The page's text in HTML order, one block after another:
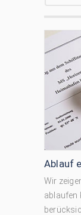
Ablauf
Wir
ablaufen